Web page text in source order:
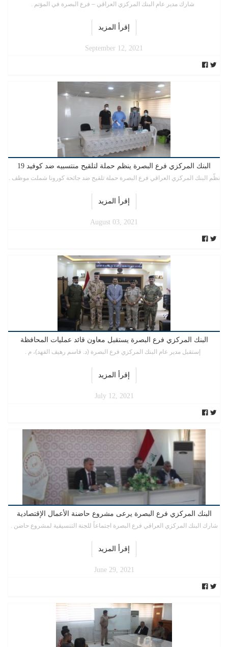
شارك مدير عام البنك المركزي العراقي – فرع البصرة في المؤتم .
إقرأ المزيد
September 12, 2021
البنك المركزي فرع البصرة ينظم حملة لتلقيح منتسبيه ضد كوفيد 19
نظّم البنك المركزي العراقي فرع البصرة حملة تلقيح ضد جائحة كورونا شملت موظف .
إقرأ المزيد
August 03, 2021
البنك المركزي فرع البصرة يستقبل معاون قائد عمليات المحافظة
إستقبل مدير عام البنك المركزي فرع البصرة (د. قاسم رهيف الفهد)، م .
إقرأ المزيد
July 12, 2021
البنك المركزي فرع البصرة يرعى مشروع حاضنة الأعمال الإقتصادية
شارك البنك المركزي العراقي فرع البصرة اجتماعاً للجنة التنسيقية لمشروع حاضن .
إقرأ المزيد
June 29, 2021